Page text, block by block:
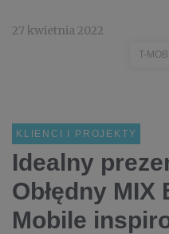
27 kwietnia 2022
T-
KLIENCI I PROJEKTY
Idealny
Obłędny MIX
Mobile